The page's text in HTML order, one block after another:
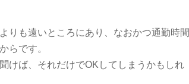
りも遠いところにあり、なおかつ通勤時間
らです。
けば、それだけでOKしてしまうかもしれ